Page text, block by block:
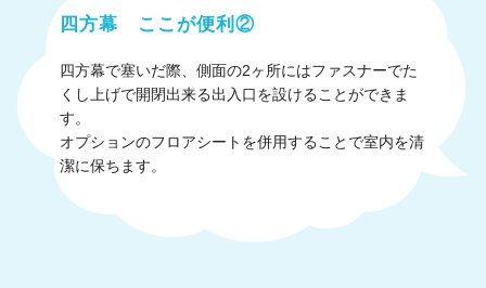
四方幕 ここが便利②
四方幕で塞いだ際、側面の2ヶ所にはファスナーでた
くし上げで開閉出来る出入口を設けることができま
す。
オプションのフロアシートを併用することで室内を清
潔に保ちます。